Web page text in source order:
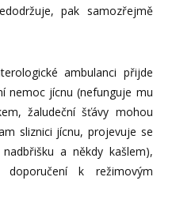
pak samozřejmě
ambulanci přijde
nemoc jícnu (nefunguje mu
žaludeční šťávy mohou
sliznici jícnu, projevuje se
a někdy kašlem),
k režimovým